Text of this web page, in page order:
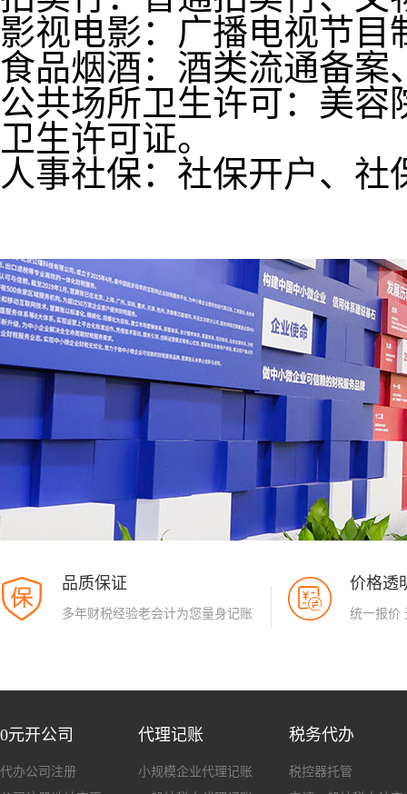
影视电影：广播电视节目
食品烟酒：酒类流通备案
公共场所卫生许可：美
卫生许可证。
人事社保：社保开户、社
品质保证
多年财税经验老会计为您量身记账
价格透
统一报价
0元开公司
代办公司注册
代理记账
小规模企业代理记账
税务代办
税控器托管